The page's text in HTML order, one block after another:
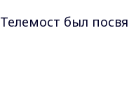
Телемост был